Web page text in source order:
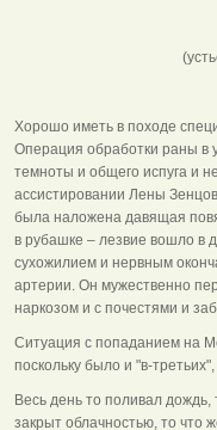
(устье реки
Хорошо иметь в походе
Операция обработки раны в
темноты и общего испуга и
ассистировании Лены
была наложена давящая
в рубашке – лезвие вошло в
сухожилием и нервным
артерии. Он мужественно
наркозом и с почестями и
Ситуация с попаданием на
поскольку было и "в-
Весь день то поливал
закрыт облачностью, то что